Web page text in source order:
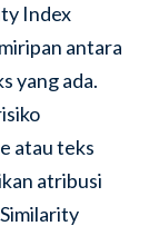
Index
antara
yang ada.
atau teks
atribusi